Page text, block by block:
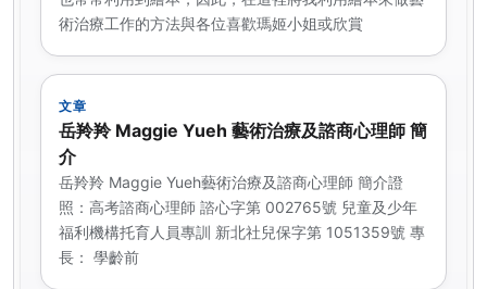
術治療工作的方法與各位喜歡瑪姬小姐或欣賞
文章
岳羚羚 Maggie Yueh 藝術治療及諮商心理師 簡
介
岳羚羚 Maggie Yueh藝術治療及諮商心理師 簡介證
照：高考諮商心理師 諮心字第 002765號 兒童及少年
福利機構托育人員專訓 新北社兒保字第 1051359號 專
長： 學齡前